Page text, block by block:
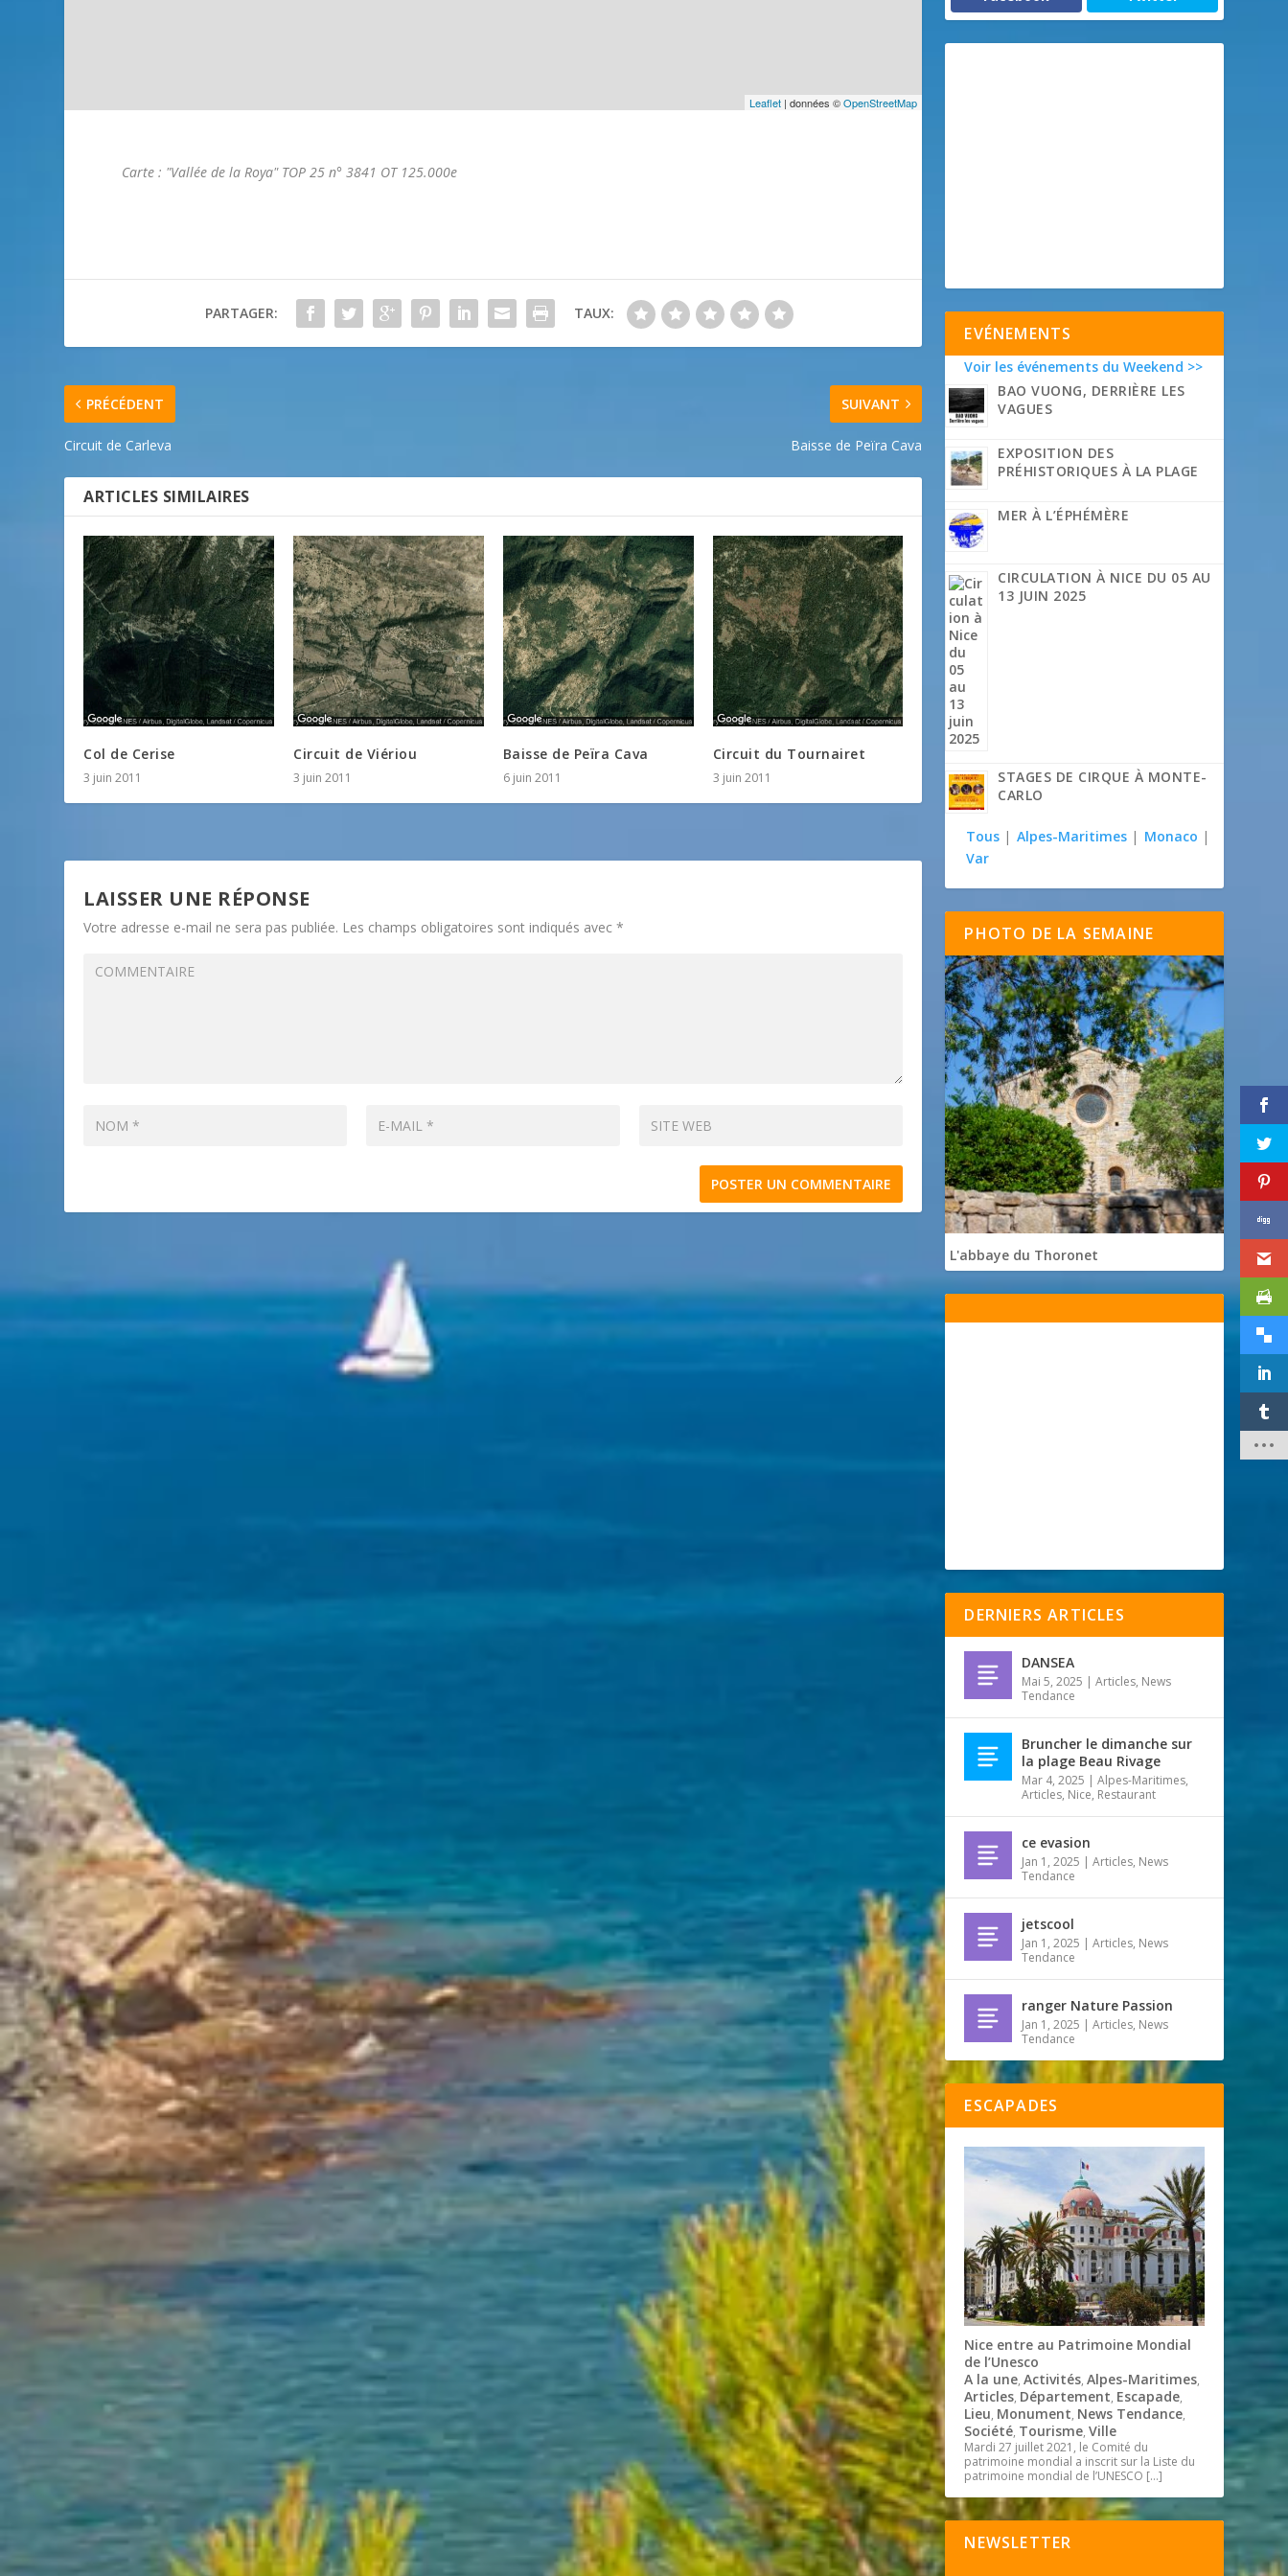
Leaflet | données ©OpenStreetMap
Carte : "Vallée de la Roya" TOP 25 n° 3841 OT 125.000e
PARTAGER: TAUX:
PRÉCÉDENT
Circuit de Carleva
SUIVANT
Baisse de Peïra Cava
ARTICLES SIMILAIRES
Col de Cerise
3 juin 2011
Circuit de Viériou
3 juin 2011
Baisse de Peïra Cava
6 juin 2011
Circuit du Tournairet
3 juin 2011
LAISSER UNE RÉPONSE
Votre adresse e-mail ne sera pas publiée. Les champs obligatoires sont indiqués avec*
EVÉNEMENTS
Voir les événements du Weekend >>
BAO VUONG, DERRIÈRE LES
VAGUES
EXPOSITION DES
PRÉHISTORIQUES À LA PLAGE
MER À L’ÉPHÉMÈRE
CIRCULATION À NICE DU 05 AU
13 JUIN 2025
STAGES DE CIRQUE À MONTE-
CARLO
Tous | Alpes-Maritimes | Monaco |
Var
PHOTO DE LA SEMAINE
L'abbaye du Thoronet
DERNIERS ARTICLES
DANSEA
Mai 5, 2025 |Articles, News
Tendance
Bruncher le dimanche sur
la plage Beau Rivage
Mar 4, 2025 |Alpes-Maritimes,
Articles, Nice, Restaurant
ce evasion
Jan 1, 2025 |Articles, News
Tendance
jetscool
Jan 1, 2025 |Articles, News
Tendance
ranger Nature Passion
Jan 1, 2025 |Articles, News
Tendance
ESCAPADES
Nice entre au Patrimoine Mondial
de l’Unesco
A la une,Activités,Alpes-Maritimes,
Articles, Département, Escapade,
Lieu, Monument, News Tendance,
Société, Tourisme,Ville
Mardi 27 juillet 2021, le Comité du
patrimoine mondial a inscrit sur la Liste du
patrimoine mondial de l’UNESCO […]
NEWSLETTER